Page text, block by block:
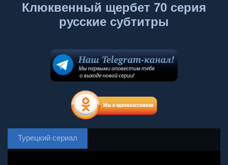
Клюквенный щербет 70 серия
русские субтитры
Турецкий сериал